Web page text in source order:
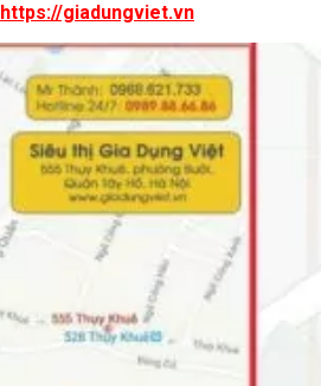
https://giadungviet.vn